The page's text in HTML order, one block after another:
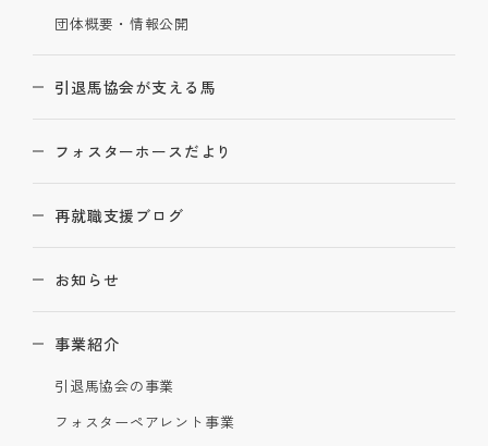
団体概要・情報公開
引退馬協会が支える馬
フォスターホースだより
再就職支援ブログ
お知らせ
事業紹介
引退馬協会の事業
フォスターペアレント事業